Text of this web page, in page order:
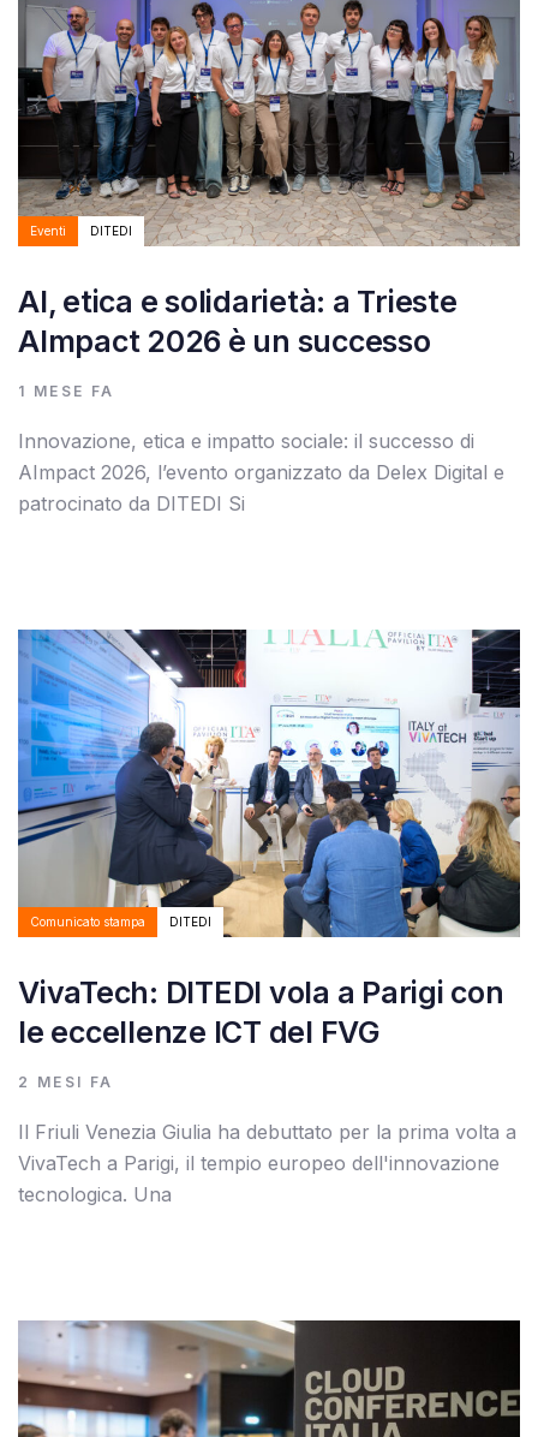
Eventi DITEDI
AI, etica e solidarietà: a Trieste
AImpact 2026 è un successo
1 MESE FA
Innovazione, etica e impatto sociale: il successo di
AImpact 2026, l’evento organizzato da Delex Digital e
patrocinato da DITEDI Si
Tags
Comunicato stampa
Autore:
DITEDI
VivaTech: DITEDI vola a Parigi con
le eccellenze ICT del FVG
2 MESI FA
Il Friuli Venezia Giulia ha debuttato per la prima volta a
VivaTech a Parigi, il tempio europeo dell'innovazione
tecnologica. Una